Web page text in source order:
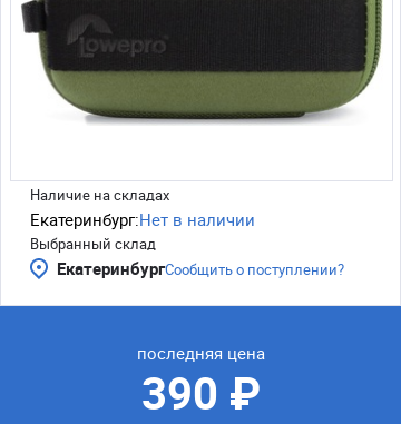
Наличие на складах
Екатеринбург:Нет в наличии
Выбранный склад
ЕкатеринбургСообщить о поступлении?
последняя цена
390 ₽